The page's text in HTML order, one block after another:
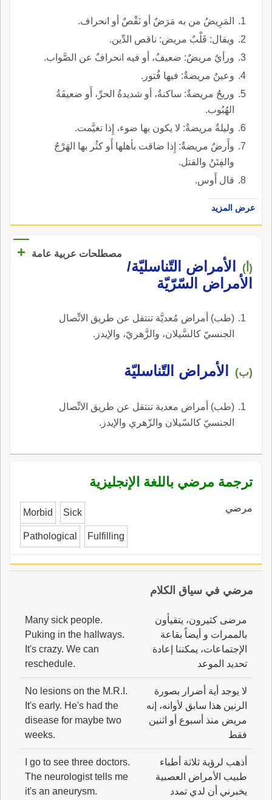
المَرِيضُ من به مَرَضٌ أو نَقْصٌ أو انحراف.
ويقال: قَلْبٌ مريض: ناقص الدِّين.
ورأيٌ مريضٌ: ضعيفٌ، أو فيه انحرافٌ عن الصَّواب.
وعينٌ مريضةٌ: فيها فُتور.
وريحٌ مريضةٌ: ساكنةٌ، أو شديدةُ الحرِّ، أَو ضعيفَةُ
الهُبُوب.
وليلةٌ مريضةٌ: لا يكون بها ضوء، إِذا تغيَّمت.
وأَرضٌ مريضةٌ: إِذا ضاقت بأهلها أَو كثُر بها الهَرْجُ
والفِتَنُ والقتل.
قال أَوس.
عرض المزيد
مصطلحات عربية عامة +
(أ)
الأمراض التّناسليّة/
الأمراض السّرّيّة
(طب) أمراض مُعديَّة تنتقل عن طريق الاتِّصال
الجنسيّ كالسَّيلان، والزَّهريّ، والإيدز.
(ب) الأمراض التّناسليّة
(طب) أمراض معدية تنتقل عن طريق الاتِّصال
الجنسيّ كالسّيلان والزّهري والإيدز.
ترجمة مرضي باللغة الإنجليزية
مرضي Morbid Sick
Pathological Fulfilling
مرضي في سياق الكلام
مرضى كثيرون، يتقيأون
بالممرات و أيضاً بقاعة
الإجتماعات، يمكننا إعادة
تحديد الموعد
Many sick people.
Puking in the hallways.
It's crazy. We can
reschedule.
لا يوجد أية أضرار بصورة
الرنين هذا سابق لأوانه، إنه
مريض منذ أسبوع أو اثنين
فقط
No lesions on the M.R.I.
It's early. He's had the
disease for maybe two
weeks.
أذهب لرؤية ثلاثة أطباء
طبيب الأمراض العصبية
يخبرني أن لدي تمدد
I go to see three doctors.
The neurologist tells me
it's an aneurysm.